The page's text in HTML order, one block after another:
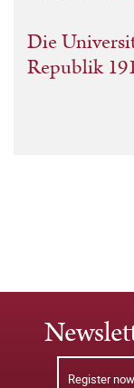
Die
Republik
Register now